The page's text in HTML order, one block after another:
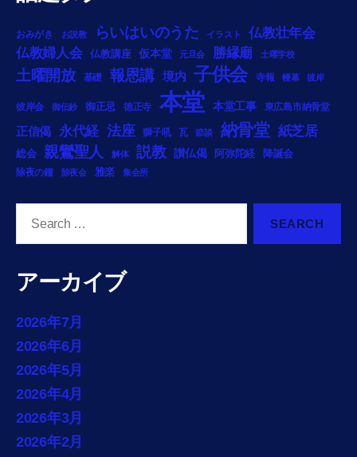
おみがき お説教 らいはいのうた イラスト
仏教壮年会
仏教婦人会
仏教講座 仮本堂 元旦会 勝縁廟 土曜学校
土曜開放 基礎 報恩講 境内 子供会 寺報 幔幕 彼岸
彼岸会 御伝鈔 御正忌 徳正寺 本堂 本堂工事 東広島市納骨堂
正信偈 永代経 法座 獅子吼 瓦 節談 納骨堂 紙芝居
総会 親鸞聖人 解体 説教 讃仏偈 阿弥陀経 降誕会
除夜の鐘 除夜会 雅楽 集会所
アーカイブ
2026年7月
2026年6月
2026年5月
2026年4月
2026年3月
2026年2月